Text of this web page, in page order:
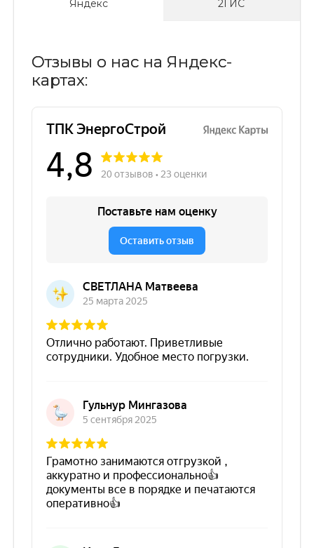
Яндекс 2ГИС
Отзывы о нас на Яндекс-
картах: